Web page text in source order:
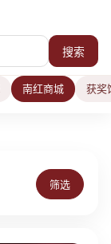
搜索
南红商城 获奖
筛选